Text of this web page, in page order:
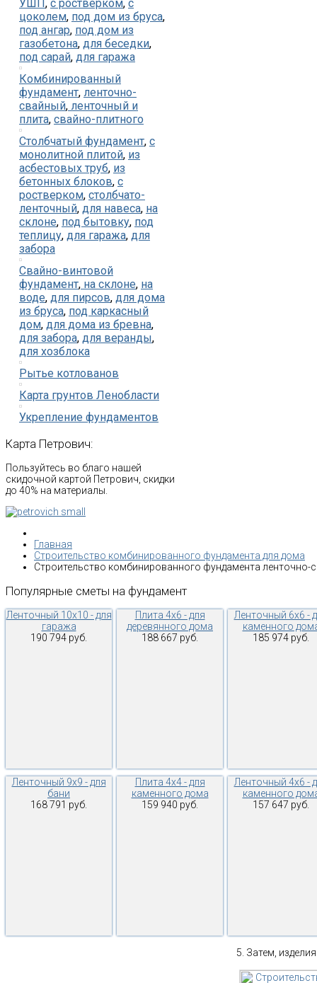
УШП , с ростверком, с
цоколем, под дом из бруса,
под ангар, под дом из
газобетона, для беседки,
под сарай, для гаража
Комбинированный
фундамент, ленточно-
свайный, ленточный и
плита, свайно-плитного
Столбчатый фундамент, с
монолитной плитой, из
асбестовых труб, из
бетонных блоков, с
ростверком, столбчато-
ленточный, для навеса, на
склоне, под бытовку, под
теплицу, для гаража, для
забора
Свайно-винтовой
фундамент, на склоне, на
воде, для пирсов, для дома
из бруса, под каркасный
дом, для дома из бревна,
для забора, для веранды,
для хозблока
Рытье котлованов
Карта грунтов Ленобласти
Укрепление фундаментов
Карта Петрович:
Пользуйтесь во благо нашей
скидочной картой Петрович, скидки
до 40% на материалы.
Главная
Строительство комбинированного фундамента для дома
Строительство комбинированного фундамента ленточно-
Популярные сметы на фундамент
Ленточный 10х10 - для
гаража
190 794 руб.
Плита 4х6 - для
деревянного дома
188 667 руб.
Ленточный 6х6 -
каменного
185 974 руб.
Ленточный 9х9 - для
бани
168 791 руб.
Плита 4х4 - для
каменного дома
159 940 руб.
Ленточный 4х6 -
каменного
157 647 руб.
Затем,